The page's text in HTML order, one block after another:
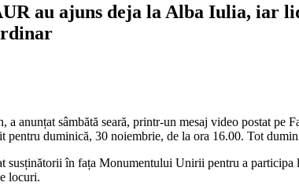
au ajuns deja la Alba Iulia, iar
anunțat sâmbătă seară, printr-un mesaj video postat pe
pentru duminică, 30 noiembrie, de la ora 16.00. Tot
susținătorii în fața Monumentului Unirii pentru a
locuri.